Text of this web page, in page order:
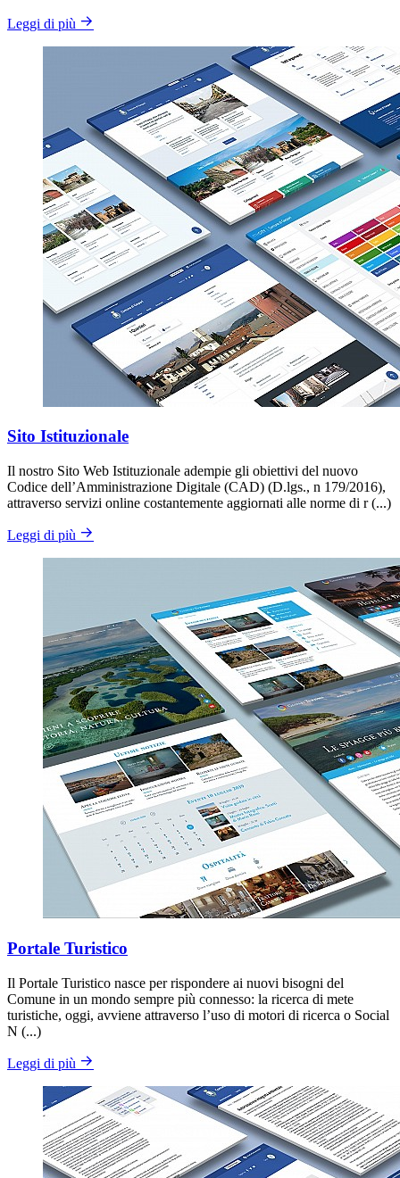
Leggi di più
Sito Istituzionale
Il nostro Sito Web Istituzionale adempie gli obiettivi del nuovo
Codice dell’Amministrazione Digitale (CAD) (D.lgs., n 179/2016),
attraverso servizi online costantemente aggiornati alle norme di r (...)
Leggi di più
Portale Turistico
Il Portale Turistico nasce per rispondere ai nuovi bisogni del
Comune in un mondo sempre più connesso: la ricerca di mete
turistiche, oggi, avviene attraverso l’uso di motori di ricerca o Social
N (...)
Leggi di più